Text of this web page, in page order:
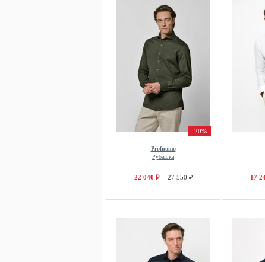
-20%
Profuomo
Рубашка
22 040 ₽ 27 550 ₽ 17